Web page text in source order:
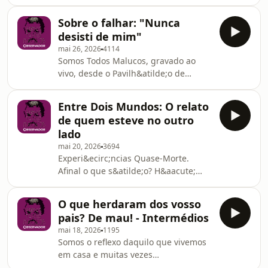
tamb&eacute;m que vamos falar. Juli
Lanser MayerSee
omnystudio.com/listener for privacy
information.
podemos mesmo queixar?&nbsp;See
omnystudio.com/listener for privacy
information.
Sobre o falhar: "Nunca
desisti de mim"
mai 26, 20264114
Somos Todos Malucos, gravado ao
vivo, desde o Pavilh&atilde;o de
&ldquo;Experimenta&nbsp;o&nbsp;Futuro&rdquo;,
sobre o falhar, de como ele faz parte
da vida. E quem melhor para falar
deste tema do que algu&eacute;m
que nunca falhou! Segundo a
perspectiva de outros colegas, diz ela,
Telma Monteiro.See
omnystudio.com/listener for privacy
information.
Entre Dois Mundos: O relato
de quem esteve no outro
lado
mai 20, 20263694
Experi&ecirc;ncias Quase-Morte.
Afinal o que s&atilde;o? H&aacute;
retratam o tema, mas sobretudo
sempre fora de Portugal. Por isso quis
procurar quem tivesse vivido esta
experi&ecirc;ncia e a quisesse
partilhar&hellip; em portugu&ecirc;s.
O que herdaram dos vosso
pais? De mau! - Intermédios
mai 18, 2026 1195
Somos o reflexo daquilo que vivemos
em casa e muitas vezes